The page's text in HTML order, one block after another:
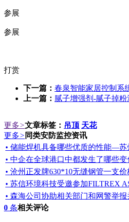
参展
参展
打赏
下一篇： 春泉智能家居控制系
上一篇： 腻子增强剂-腻子掉
更多>文章标签： 吊顶 天花
更多> 同类安防监控资讯
• 储能焊机具备哪些优质的性能—苏
• 中企在全球港口中都发生了哪些变
• 沧州正发牌630*10无缝钢管一支价
• 苏信环境科技受邀参加FILTREX
• 森海公司协助相关部门和网警举
0 条相关评论